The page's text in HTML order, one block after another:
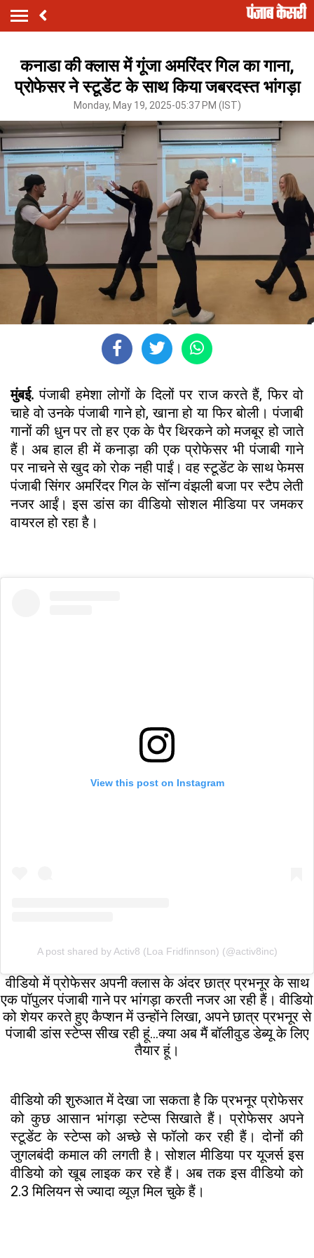
कनाडा की क्लास में गूंजा अमरिंदर गिल का गाना,
प्रोफेसर ने स्टूडेंट के साथ किया जबरदस्त भांगड़ा
Monday, May 19, 2025-05:37 PM (IST)
मुंबई.पंजाबी हमेशा लोगों के दिलों पर राज करते हैं, फिर वो
चाहे वो उनके पंजाबी गाने हो, खाना हो या फिर बोली। पंजाबी
गानों की धुन पर तो हर एक के पैर थिरकने को मजबूर हो जाते
हैं। अब हाल ही में कनाड़ा की एक प्रोफेसर भी पंजाबी गाने
पर नाचने से खुद को रोक नही पाईं। वह स्टूडेंट के साथ फेमस
पंजाबी सिंगर अमरिंदर गिल के सॉन्ग वंझली बजा पर स्टैप लेती
नजर आईं। इस डांस का वीडियो सोशल मीडिया पर जमकर
वायरल हो रहा है।
View this post on Instagram
A post shared by Activ8 (Loa Fridfinnson) (@activ8inc)
वीडियो में प्रोफेसर अपनी क्लास के अंदर छात्र प्रभनूर के साथ
एक पॉपुलर पंजाबी गाने पर भांगड़ा करती नजर आ रही हैं। वीडियो
को शेयर करते हुए कैप्शन में उन्होंने लिखा, अपने छात्र प्रभनूर से
पंजाबी डांस स्टेप्स सीख रही हूं...क्या अब मैं बॉलीवुड डेब्यू के लिए
तैयार हूं।
वीडियो की शुरुआत में देखा जा सकता है कि प्रभनूर प्रोफेसर
को कुछ आसान भांगड़ा स्टेप्स सिखाते हैं। प्रोफेसर अपने
स्टूडेंट के स्टेप्स को अच्छे से फॉलो कर रही हैं। दोनों की
जुगलबंदी कमाल की लगती है। सोशल मीडिया पर यूजर्स इस
वीडियो को खूब लाइक कर रहे हैं। अब तक इस वीडियो को
2.3 मिलियन से ज्यादा व्यूज़ मिल चुके हैं।